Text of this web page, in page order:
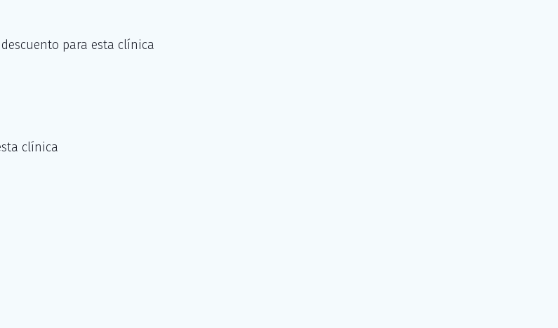
descuento para esta clínica
clínica